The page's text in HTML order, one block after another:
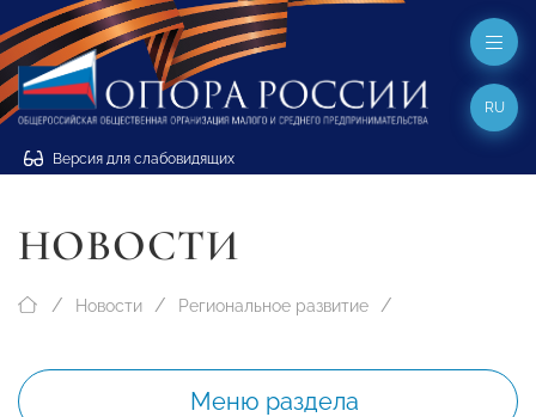
Версия для слабовидящих
RU
НОВОСТИ
Новости Региональное развитие
Меню раздела